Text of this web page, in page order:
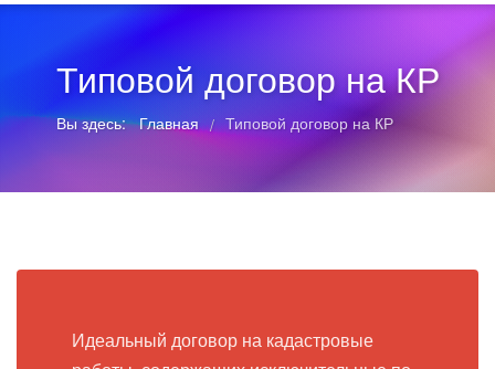
Типовой договор на КР
Вы здесь: Главная / Типовой договор на КР
Идеальный договор на кадастровые